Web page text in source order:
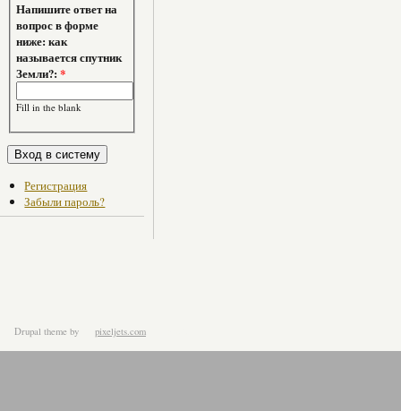
Напишите ответ на
вопрос в форме
ниже: как
называется спутник
Земли?:*
Fill in the blank
Регистрация
Забыли пароль?
Drupal theme by pixeljets.com